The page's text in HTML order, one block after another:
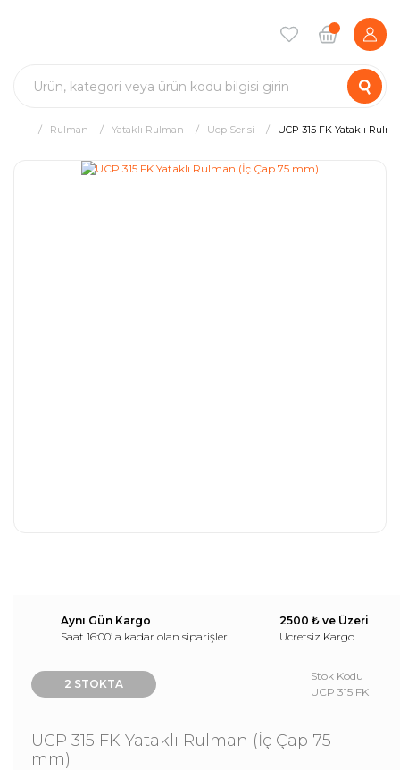
Rulman Yataklı Rulman Ucp Serisi UCP 315 FK Yataklı
Aynı Gün Kargo
Saat 16:00’ a kadar olan siparişler
2500 ₺ ve Üzeri
Ücretsiz Kargo
2 STOKTA
Stok Kodu
UCP 315 FK
UCP 315 FK Yataklı Rulman (İç Çap 75
mm)